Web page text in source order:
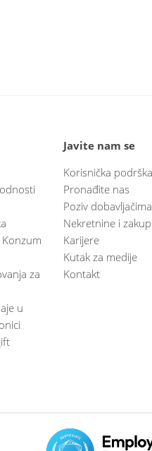
za
u
Javite nam se
Korisnička podrška
Pronađite nas
Poziv dobavljačima
Nekretnine i zakupi
Karijere
Kutak za medije
Kontakt